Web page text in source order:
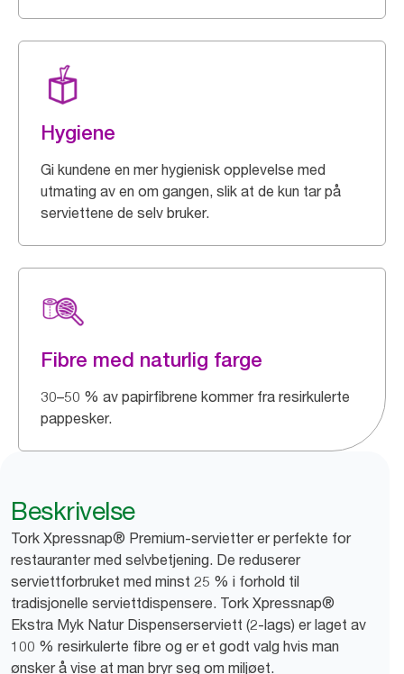
Hygiene
Gi kundene en mer hygienisk opplevelse med
utmating av en om gangen, slik at de kun tar på
serviettene de selv bruker.
Fibre med naturlig farge
30–50 % av papirfibrene kommer fra resirkulerte
pappesker.
Beskrivelse
Tork Xpressnap® Premium-servietter er perfekte for
restauranter med selvbetjening. De reduserer
serviettforbruket med minst 25 % i forhold til
tradisjonelle serviettdispensere. Tork Xpressnap®
Ekstra Myk Natur Dispenserserviett (2-lags) er laget av
100 % resirkulerte fibre og er et godt valg hvis man
ønsker å vise at man bryr seg om miljøet.